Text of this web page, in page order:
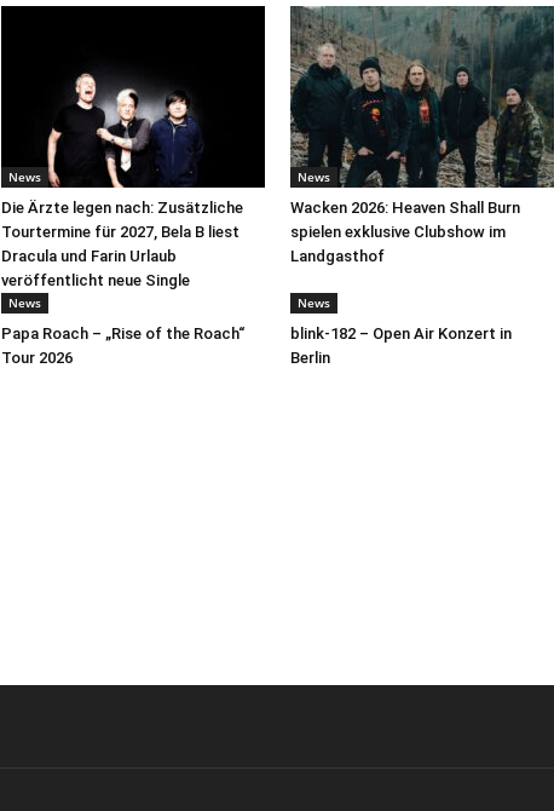
News
Die Ärzte legen nach: Zusätzliche
Tourtermine für 2027, Bela B liest
Dracula und Farin Urlaub
veröffentlicht neue Single
News
Wacken 2026: Heaven Shall Burn
spielen exklusive Clubshow im
Landgasthof
News
Papa Roach – „Rise of the Roach“
Tour 2026
News
blink-182 – Open Air Konzert in
Berlin